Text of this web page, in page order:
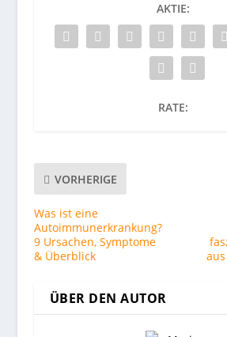
AKTIE:
RATE:
VORHERIGE
Was ist eine
Autoimmunerkrankung?
9 Ursachen, Symptome
& Überblick
ÜBER DEN AUTOR